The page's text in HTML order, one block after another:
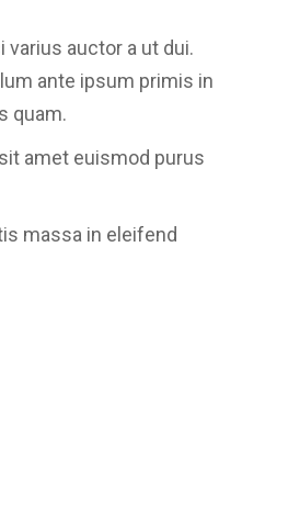
varius auctor a ut dui.
ante ipsum primis in
quam.
amet euismod purus
massa in eleifend